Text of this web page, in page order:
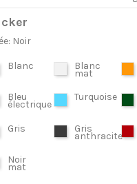
Noir
Blanc Blanc
mat
Bleu
électrique
Turquoise
Gris Gris
anthracite
Noir
mat